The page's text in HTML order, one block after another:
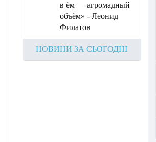
в ём — агромадный
объём» - Леонид
Филатов
НОВИНИ ЗА СЬОГОДНІ